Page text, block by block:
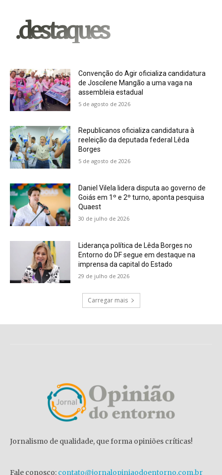
.destaques
Convenção do Agir oficializa candidatura
de Joscilene Mangão a uma vaga na
assembleia estadual
5 de agosto de 2026
Republicanos oficializa candidatura à
reeleição da deputada federal Lêda
Borges
5 de agosto de 2026
Daniel Vilela lidera disputa ao governo de
Goiás em 1º e 2º turno, aponta pesquisa
Quaest
30 de julho de 2026
Liderança política de Lêda Borges no
Entorno do DF segue em destaque na
imprensa da capital do Estado
29 de julho de 2026
Carregar mais
Jornalismo de qualidade, que forma opiniões críticas!
Fale conosco: contato@jornalopiniaodoentorno.com.br